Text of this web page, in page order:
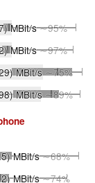
MBit/s∼95%
MBit/s∼97%
MBit/s∼75%
MBit/s∼89%
MBit/s∼68%
MBit/s∼74%